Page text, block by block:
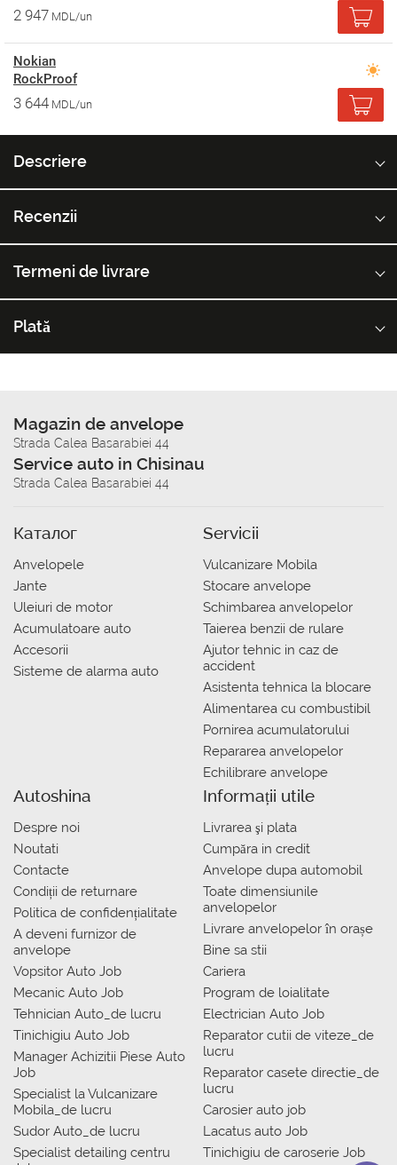
2 947 MDL/un
Nokian
RockProof
3 644 MDL/un
Descriere
Recenzii
Termeni de livrare
Plată
Magazin de anvelope
Strada Calea Basarabiei 44
Service auto in Chisinau
Strada Calea Basarabiei 44
Каталог
Anvelopele
Jante
Uleiuri de motor
Acumulatoare auto
Accesorii
Sisteme de alarma auto
Servicii
Vulcanizare Mobila
Stocare anvelope
Schimbarea anvelopelor
Taierea benzii de rulare
Ajutor tehnic in caz de
accident
Asistenta tehnica la blocare
Alimentarea cu combustibil
Pornirea acumulatorului
Repararea anvelopelor
Echilibrare anvelope
Autoshina
Despre noi
Noutati
Contacte
Condiții de returnare
Politica de confidențialitate
A deveni furnizor de
anvelope
Vopsitor Auto Job
Mecanic Auto Job
Tehnician Auto_de lucru
Tinichigiu Auto Job
Manager Achizitii Piese Auto
Job
Specialist la Vulcanizare
Mobila_de lucru
Sudor Auto_de lucru
Specialist detailing centru
Informații utile
Livrarea şi plata
Сumpăra in credit
Anvelope dupa automobil
Toate dimensiunile
anvelopelor
Livrare anvelopelor în orașe
Bine sa stii
Cariera
Program de loialitate
Electrician Auto Job
Reparator cutii de viteze_de
lucru
Reparator casete directie_de
lucru
Carosier auto job
Lacatus auto Job
Tinichigiu de caroserie Job